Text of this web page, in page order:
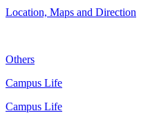
Location, Maps and Direction
Others
Campus Life
Campus Life